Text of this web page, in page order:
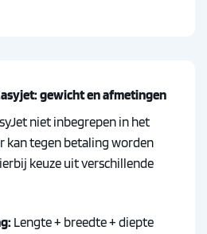
gewicht en afmetingen
niet inbegrepen in het
kan tegen betaling worden
keuze uit verschillende
Lengte + breedte + diepte